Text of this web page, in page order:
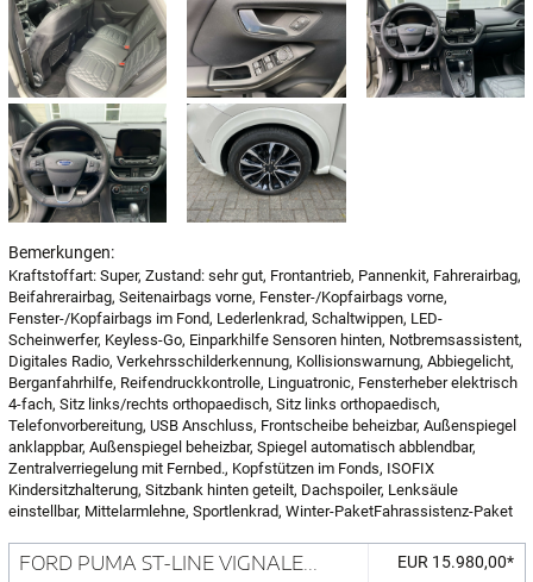
Bemerkungen:
Kraftstoffart: Super, Zustand: sehr gut, Frontantrieb, Pannenkit, Fahrerairbag,
Beifahrerairbag, Seitenairbags vorne, Fenster-/Kopfairbags vorne,
Fenster-/Kopfairbags im Fond, Lederlenkrad, Schaltwippen, LED-
Scheinwerfer, Keyless-Go, Einparkhilfe Sensoren hinten, Notbremsassistent,
Digitales Radio, Verkehrsschilderkennung, Kollisionswarnung, Abbiegelicht,
Berganfahrhilfe, Reifendruckkontrolle, Linguatronic, Fensterheber elektrisch
4-fach, Sitz links/rechts orthopaedisch, Sitz links orthopaedisch,
Telefonvorbereitung, USB Anschluss, Frontscheibe beheizbar, Außenspiegel
anklappbar, Außenspiegel beheizbar, Spiegel automatisch abblendbar,
Zentralverriegelung mit Fernbed., Kopfstützen im Fonds, ISOFIX
Kindersitzhalterung, Sitzbank hinten geteilt, Dachspoiler, Lenksäule
einstellbar, Mittelarmlehne, Sportlenkrad, Winter-PaketFahrassistenz-Paket
FORD PUMA ST-LINE VIGNALE... EUR 15.980,00*